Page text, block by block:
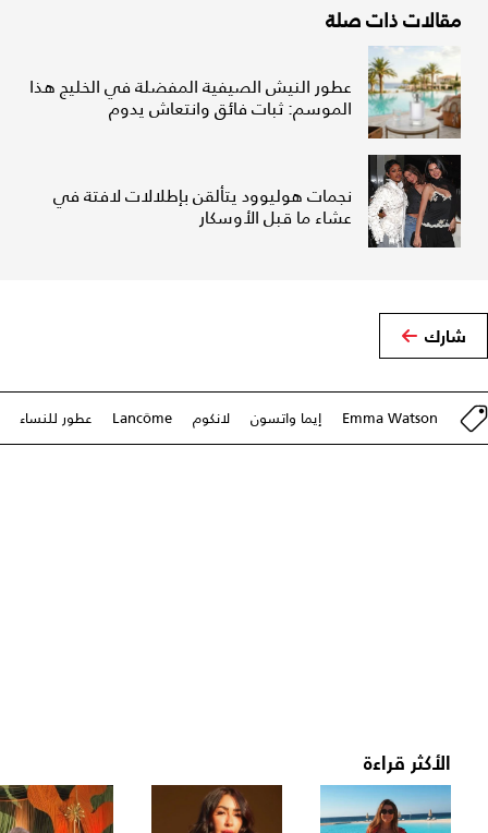
مقالات ذات صلة
عطور النيش الصيفية المفضلة في الخليج هذا
الموسم: ثبات فائق وانتعاش يدوم
نجمات هوليوود يتألقن بإطلالات لافتة في
عشاء ما قبل الأوسكار
شارك
Emma Watson إيما واتسون لانكوم Lancôme عطور للنساء
الأكثر قراءة